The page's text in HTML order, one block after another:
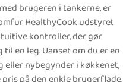
brugeren i tankerne, er
HealthyCook udstyret
kontroller, der gør
en leg. Uanset om du er en
eller nybegynder i køkkenet,